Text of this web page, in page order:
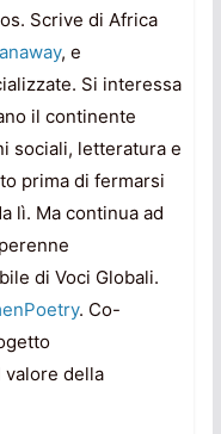
Scrive di Africa
, e
Si interessa
il continente
sociali, letteratura e
prima di fermarsi
lì. Ma continua ad
di Voci Globali.
. Co-
valore della